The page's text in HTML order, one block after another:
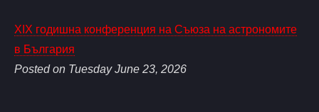
XIX годишна конференция на Съюза на астрономите
в България
Posted on Tuesday June 23, 2026